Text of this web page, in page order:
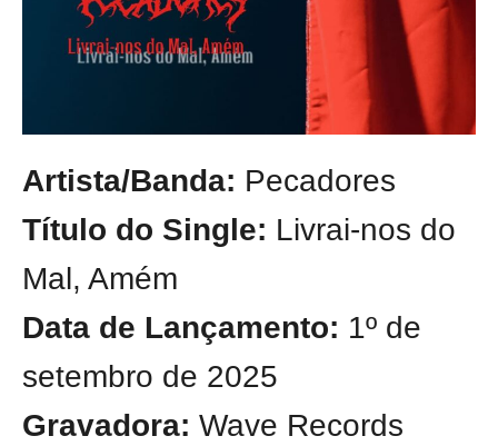
Artista/Banda: Pecadores
Título do Single: Livrai-nos do
Mal, Amém
Data de Lançamento: 1º de
setembro de 2025
Gravadora: Wave Records